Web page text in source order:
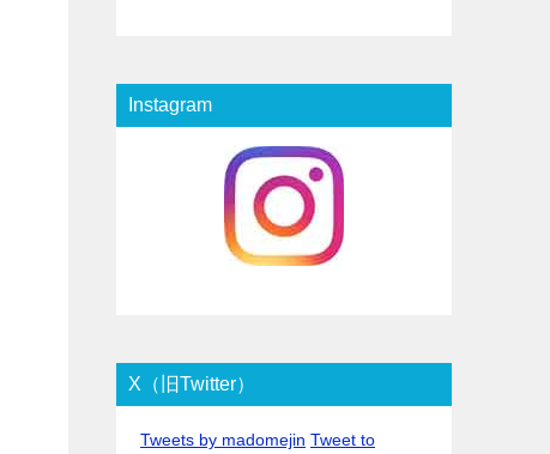
Instagram
X（旧Twitter）
Tweets by madomejin Tweet to